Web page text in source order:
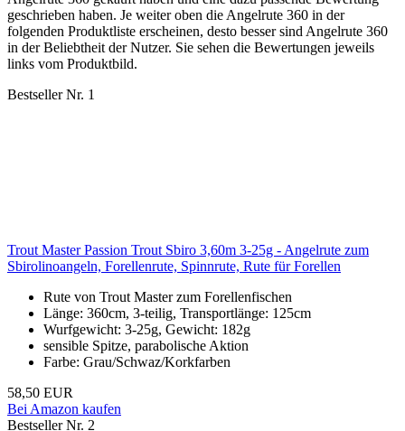
geschrieben haben. Je weiter oben die Angelrute 360 in der
folgenden Produktliste erscheinen, desto besser sind Angelrute 360
in der Beliebtheit der Nutzer. Sie sehen die Bewertungen jeweils
links vom Produktbild.
Bestseller Nr. 1
Trout Master Passion Trout Sbiro 3,60m 3-25g - Angelrute zum
Sbirolinoangeln, Forellenrute, Spinnrute, Rute für Forellen
Rute von Trout Master zum Forellenfischen
Länge: 360cm, 3-teilig, Transportlänge: 125cm
Wurfgewicht: 3-25g, Gewicht: 182g
sensible Spitze, parabolische Aktion
Farbe: Grau/Schwaz/Korkfarben
58,50 EUR
Bei Amazon kaufen
Bestseller Nr. 2